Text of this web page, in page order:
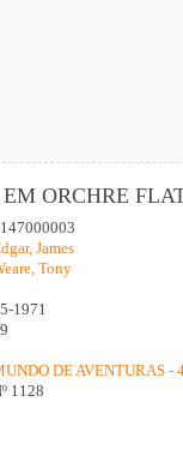
ORCHRE
James
Tony
1971
DE AVENTURAS -
1128